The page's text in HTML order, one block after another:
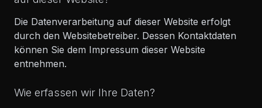
Die Datenverarbeitung auf dieser Website erfolgt
durch den Websitebetreiber. Dessen Kontaktdaten
können Sie dem Impressum dieser Website
entnehmen.
Wie erfassen wir Ihre Daten?